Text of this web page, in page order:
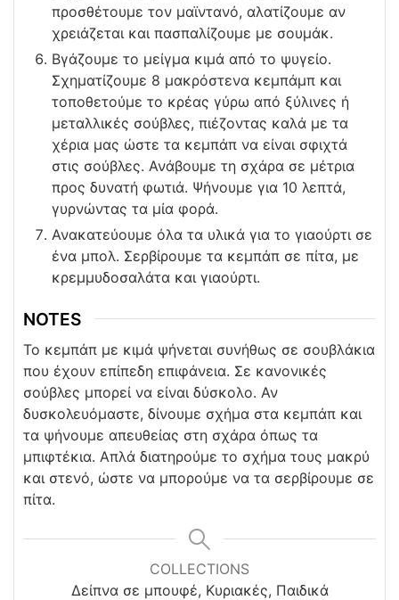
προσθέτουμε τον μαϊντανό, αλατίζουμε αν
χρειάζεται και πασπαλίζουμε με σουμάκ.
Βγάζουμε το μείγμα κιμά από το ψυγείο.
Σχηματίζουμε 8 μακρόστενα κεμπάμπ και
τοποθετούμε το κρέας γύρω από ξύλινες ή
μεταλλικές σούβλες, πιέζοντας καλά με τα
χέρια μας ώστε τα κεμπάπ να είναι σφιχτά
στις σούβλες. Ανάβουμε τη σχάρα σε μέτρια
προς δυνατή φωτιά. Ψήνουμε για 10 λεπτά,
γυρνώντας τα μία φορά.
Ανακατεύουμε όλα τα υλικά για το γιαούρτι σε
ένα μπολ. Σερβίρουμε τα κεμπάπ σε πίτα, με
κρεμμυδοσαλάτα και γιαούρτι.
NOTES
Το κεμπάπ με κιμά ψήνεται συνήθως σε σουβλάκια
που έχουν επίπεδη επιφάνεια. Σε κανονικές
σούβλες μπορεί να είναι δύσκολο. Αν
δυσκολευόμαστε, δίνουμε σχήμα στα κεμπάπ και
τα ψήνουμε απευθείας στη σχάρα όπως τα
μπιφτέκια. Απλά διατηρούμε το σχήμα τους μακρύ
και στενό, ώστε να μπορούμε να τα σερβίρουμε σε
πίτα.
COLLECTIONS
Δείπνα σε μπουφέ, Κυριακές, Παιδικά